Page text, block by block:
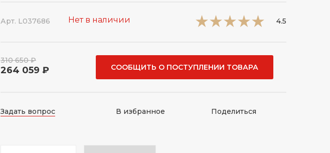
Арт. L037686 Нет в наличии 4.5
310 650 ₽
264 059 ₽ СООБЩИТЬ О ПОСТУПЛЕНИИ ТОВАРА
Задать вопрос В избранное Поделиться